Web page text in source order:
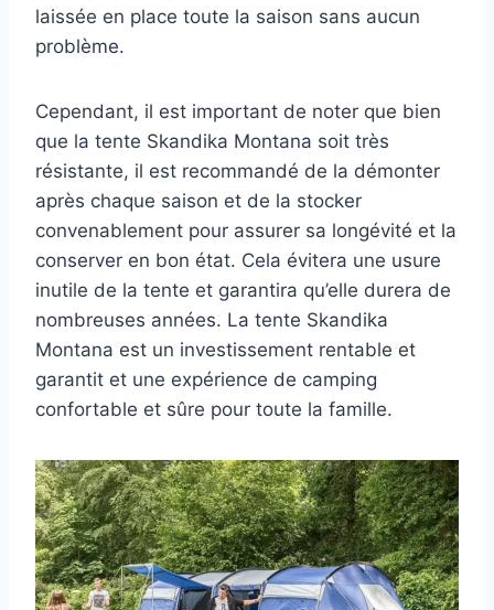
laissée en place toute la saison sans aucun
problème.
Cependant, il est important de noter que bien
que la tente Skandika Montana soit très
résistante, il est recommandé de la démonter
après chaque saison et de la stocker
convenablement pour assurer sa longévité et la
conserver en bon état. Cela évitera une usure
inutile de la tente et garantira qu’elle durera de
nombreuses années. La tente Skandika
Montana est un investissement rentable et
garantit et une expérience de camping
confortable et sûre pour toute la famille.